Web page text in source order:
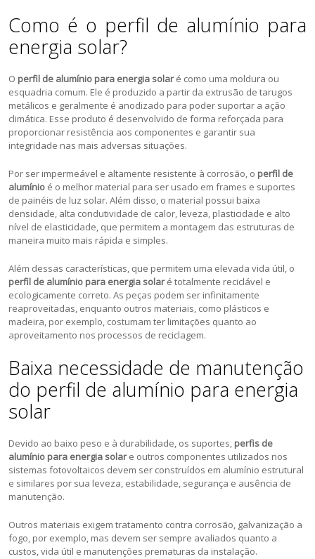
Como é o perfil de alumínio para
energia solar?
O perfil de alumínio para energia solaré como uma moldura ou
esquadria comum. Ele é produzido a partir da extrusão de tarugos
metálicos e geralmente é anodizado para poder suportar a ação
climática. Esse produto é desenvolvido de forma reforçada para
proporcionar resistência aos componentes e garantir sua
integridade nas mais adversas situações.
Por ser impermeável e altamente resistente à corrosão, o perfil de
alumínio é o melhor material para ser usado em frames e suportes
de painéis de luz solar. Além disso, o material possui baixa
densidade, alta condutividade de calor, leveza, plasticidade e alto
nível de elasticidade, que permitem a montagem das estruturas de
maneira muito mais rápida e simples.
Além dessas características, que permitem uma elevada vida útil, o
perfil de alumínio para energia solaré totalmente reciclável e
ecologicamente correto. As peças podem ser infinitamente
reaproveitadas, enquanto outros materiais, como plásticos e
madeira, por exemplo, costumam ter limitações quanto ao
aproveitamento nos processos de reciclagem.
Baixa necessidade de manutenção
do perfil de alumínio para energia
solar
Devido ao baixo peso e à durabilidade, os suportes, perfis de
alumínio para energia solare outros componentes utilizados nos
sistemas fotovoltaicos devem ser construídos em alumínio estrutural
e similares por sua leveza, estabilidade, segurança e ausência de
manutenção.
Outros materiais exigem tratamento contra corrosão, galvanização a
fogo, por exemplo, mas devem ser sempre avaliados quanto a
custos, vida útil e manutenções prematuras da instalação.